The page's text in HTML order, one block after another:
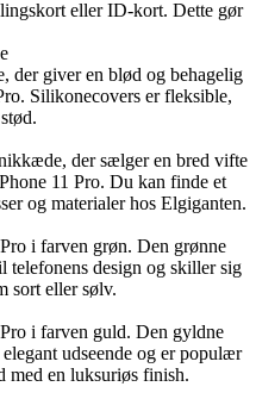
eller ID-kort. Dette gør
der giver en blød og behagelig
Silikonecovers er fleksible,
der sælger en bred vifte
11 Pro. Du kan finde et
og materialer hos Elgiganten.
i farven grøn. Den grønne
design og skiller sig
sort eller sølv.
i farven guld. Den gyldne
udseende og er populær
med en luksuriøs finish.